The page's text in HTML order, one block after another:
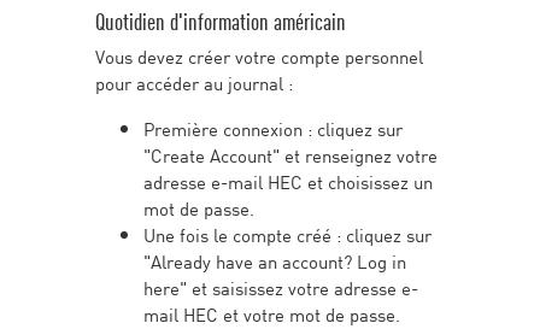
NEXT SUBMENUQuotidien d'information américain
Vous devez créer votre compte personnel
pour accéder au journal :
Première connexion : cliquez sur
"Create Account" et renseignez votre
adresse e-mail HEC et choisissez un
mot de passe.
Une fois le compte créé : cliquez sur
"Already have an account? Log in
here" et saisissez votre adresse e-
mail HEC et votre mot de passe.